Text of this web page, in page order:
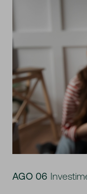
AGO 06